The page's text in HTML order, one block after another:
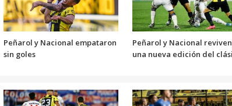
Peñarol y Nacional empataron
sin goles
Peñarol y Nacional reviven
una nueva edición del